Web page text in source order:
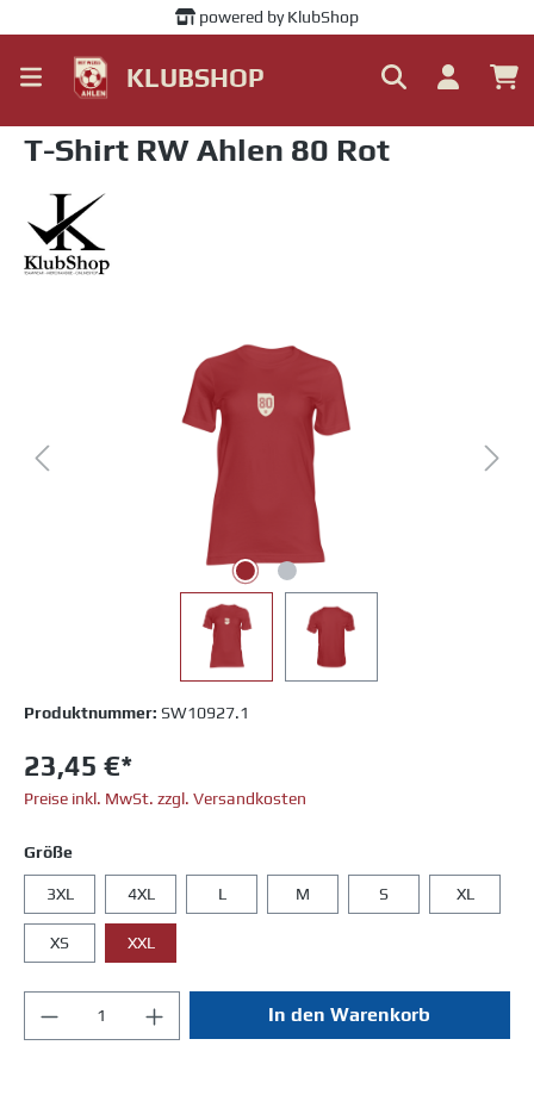
powered by KlubShop
KLUBSHOP
T-Shirt RW Ahlen 80 Rot
Produktnummer: SW10927.1
23,45 €*
Preise inkl. MwSt. zzgl. Versandkosten
Größe
3XL 4XL L M S XL
XS XXL
In den Warenkorb